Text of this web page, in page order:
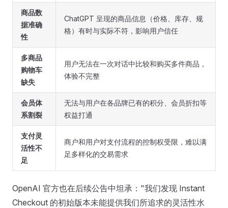
商品数
据准确
性
ChatGPT 呈现的商品信息（价格、库存、规
格）有时与实际不符，影响用户信任
多商品
购物车
缺失
用户无法在一次对话中比较和购买多件商品，
体验不完整
会员体
系割裂
无法与用户在各品牌已有的积分、会员折扣等
权益打通
支付灵
活性不
足
商户和用户对支付流程的控制权受限，难以满
足多样化的交易需求
OpenAI 官方也在后续公告中坦承："我们发现 Instant
Checkout 的初始版本未能提供我们所追求的灵活性水